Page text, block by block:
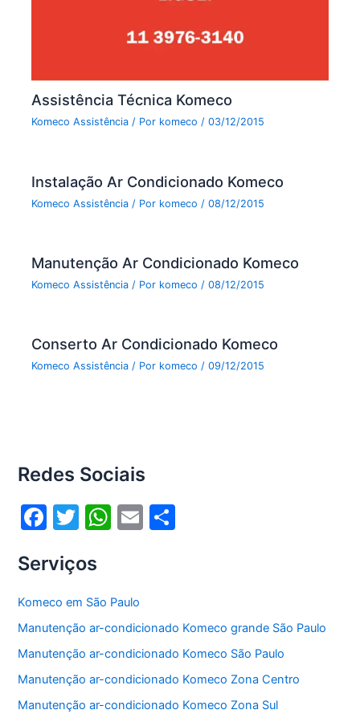
Assistência Técnica Komeco
Komeco Assistência / Por komeco/03/12/2015
Instalação Ar Condicionado Komeco
Komeco Assistência / Por komeco /08/12/2015
Manutenção Ar Condicionado Komeco
Komeco Assistência / Por komeco /08/12/2015
Conserto Ar Condicionado Komeco
Komeco Assistência / Por komeco/09/12/2015
Redes Sociais
F
c
e
b
o
o
k
T
itt
er
W
s
A
p
p
E
Serviços
Komeco em São Paulo
Manutenção ar-condicionado Komeco grande São Paulo
Manutenção ar-condicionado Komeco São Paulo
Manutenção ar-condicionado Komeco Zona Centro
Manutenção ar-condicionado Komeco Zona Sul